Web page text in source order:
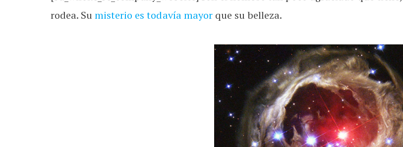
rodea. Sumisterio es todavía mayorque su belleza.